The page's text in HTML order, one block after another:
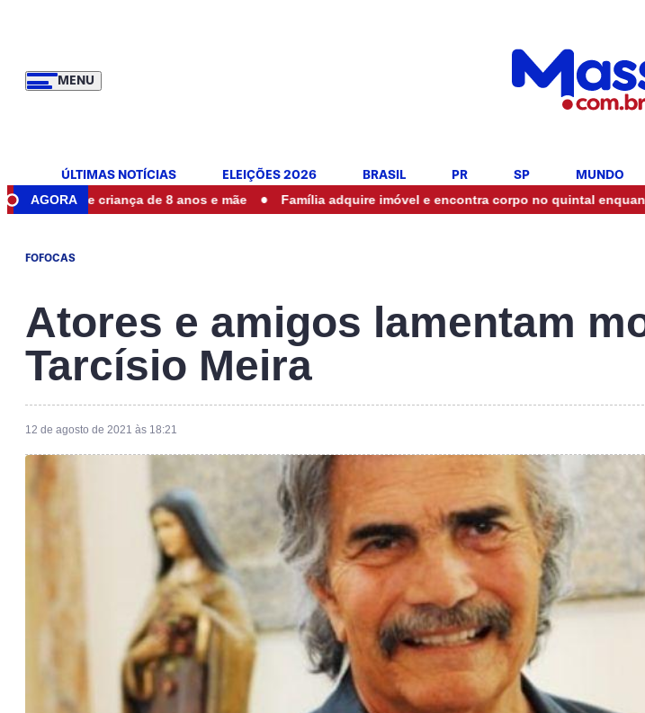
MENU
ÚLTIMAS NOTÍCIAS ELEIÇÕES 2026 BRASIL PR SP MUNDO
AGORA
de criança de 8 anos e mãe • Família adquire imóvel e encontra corpo no quintal enquanto
FOFOCAS
Atores e amigos lamentam
Tarcísio Meira
12 de agosto de 2021 às 18:21